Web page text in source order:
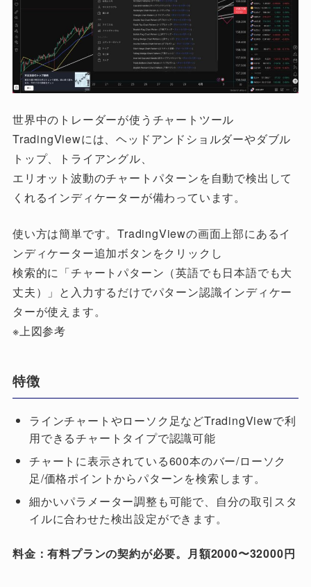
世界中のトレーダーが使うチャートツール
TradingViewには、ヘッドアンドショルダーやダブル
トップ、トライアングル、
エリオット波動のチャートパターンを自動で検出して
くれるインディケーターが備わっています。
使い方は簡単です。TradingViewの画面上部にあるイ
ンディケーター追加ボタンをクリックし
検索的に「チャートパターン（英語でも日本語でも大
丈夫）」と入力するだけでパターン認識インディケー
ターが使えます。
※上図参考
特徴
ラインチャートやローソク足などTradingViewで利
用できるチャートタイプで認識可能
チャートに表示されている600本のバー/ローソク
足/価格ポイントからパターンを検索します。
細かいパラメーター調整も可能で、自分の取引スタ
イルに合わせた検出設定ができます。
料金：有料プランの契約が必要。月額2000〜32000円